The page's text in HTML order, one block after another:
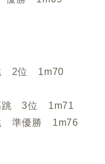
2位 1m70
跳 3位 1m71
準優勝 1m76